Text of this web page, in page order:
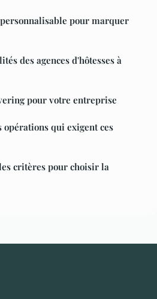
pour marquer
des agences d'hôtesses à
pour votre entreprise
opérations qui exigent ces
critères pour choisir la